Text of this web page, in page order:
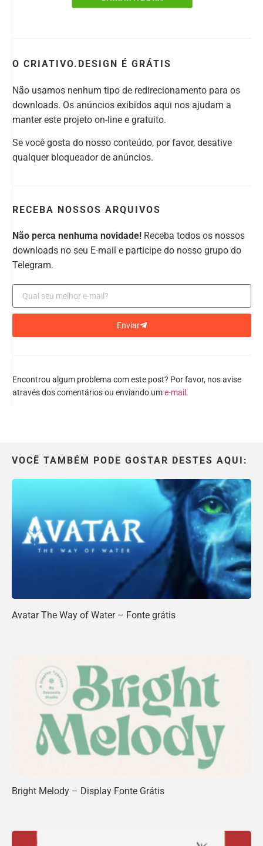
O CRIATIVO.DESIGN É GRÁTIS
Não usamos nenhum tipo de redirecionamento para os
downloads. Os anúncios exibidos aqui nos ajudam a
manter este projeto on-line e gratuito.
Se você gosta do nosso conteúdo, por favor, desative
qualquer bloqueador de anúncios.
RECEBA NOSSOS ARQUIVOS
Não perca nenhuma novidade! Receba todos os nossos
downloads no seu E-mail e participe do nosso grupo do
Telegram.
Enviar
Encontrou algum problema com este post? Por favor, nos avise
através dos comentários ou enviando ume-mail .
VOCÊ TAMBÉM PODE GOSTAR DESTES AQUI:
Avatar The Way of Water – Fonte grátis
Bright Melody – Display Fonte Grátis